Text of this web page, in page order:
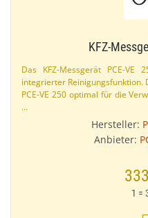
KFZ-​
Das KFZ-​Messgerät PCE-​
integrierter Reinigungsfunktion.
PCE-​VE 250 optimal für die
…
Hersteller:
Anbieter:
1 =